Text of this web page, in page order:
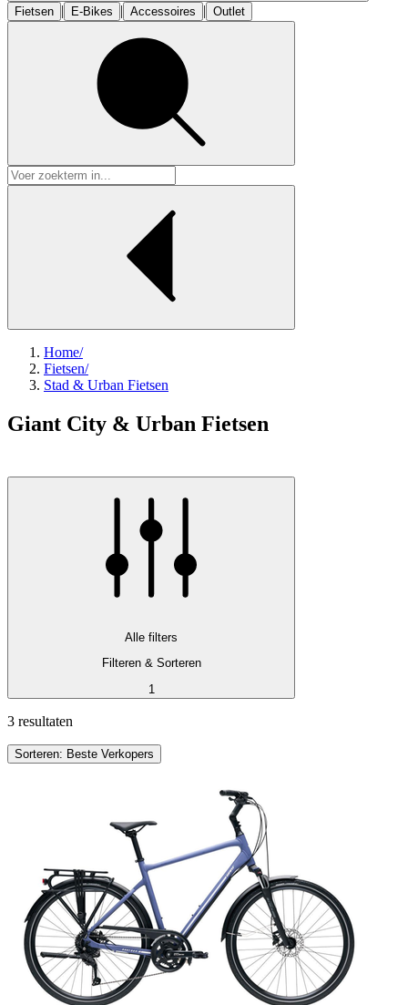
Fietsen | E-Bikes | Accessoires | Outlet
Home/
Fietsen/
Stad & Urban Fietsen
Giant City & Urban Fietsen
Alle filters
Filteren & Sorteren
1
3 resultaten
Sorteren: Beste Verkopers